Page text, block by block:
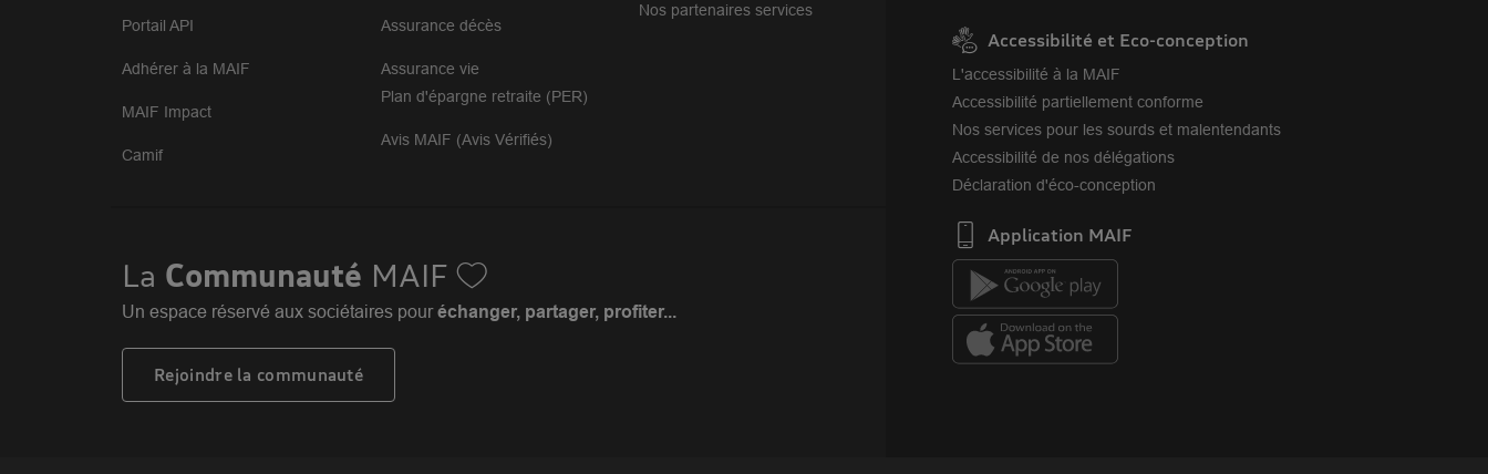
MAIF Assurances Issy-les-Moulineaux
54 rue du Général Leclerc
Prendre rendez-vous Voir plus
143 bis rue Yves Le Coz
Fermé aujourd'hui
Afficher le téléphone
Portail API
Adhérer à la MAIF
MAIF Impact
Camif
Assurance décès
Assurance vie
Plan d'épargne retraite (PER)
Avis MAIF (Avis Vérifiés)
Nos partenaires services
La Communauté MAIF
Un espace réservé aux sociétaires pouréchanger, partager, profiter...
Rejoindre la communauté
Accessibilité et Eco-conception
L'accessibilité à la MAIF
Accessibilité partiellement conforme
Nos services pour les sourds et malentendants
Accessibilité de nos délégations
Déclaration d'éco-conception
Application MAIF